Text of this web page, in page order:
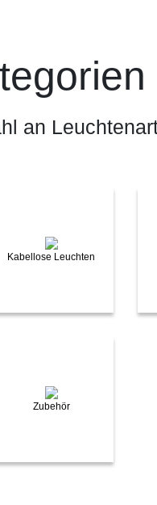
an
Kabellose Leuchten
Zubehör